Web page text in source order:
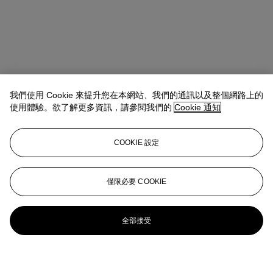
Rachel Ng Specialist, 20th Century Evening Sale
查閱狀況報告或聯絡我們查詢更多拍品資料
rachelng@christies.com
登入
瀏覽狀況報告
更多來自 戰後至今
我們使用 Cookie 來提升您在本網站、我們的通訊以及整個網路上的
使用體驗。欲了解更多資訊，請參閱我們的 Cookie 通知
COOKIE 設定
僅限必要 COOKIE
全部接受